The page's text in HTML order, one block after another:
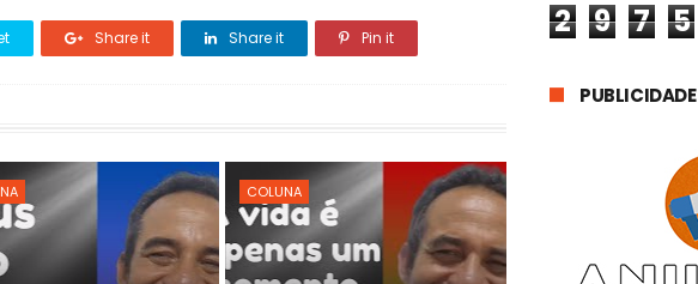
Share it Share it Pin it
COLUNA
2 9 7 5
PUBLICIDADE